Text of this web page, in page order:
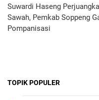
Suwardi Haseng
Sawah, Pemkab Soppeng
Pompanisasi
TOPIK POPULER